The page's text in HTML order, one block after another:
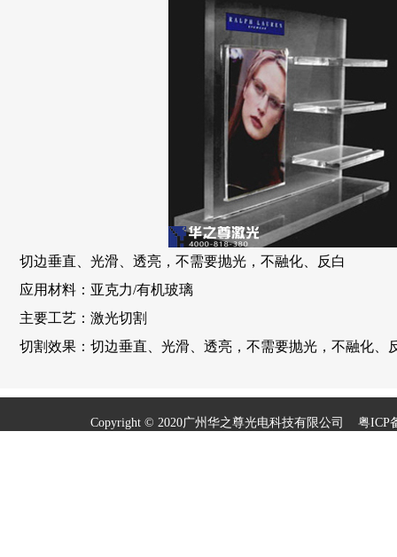
切边垂直、光滑、透亮，不需要抛光，不融化、反白
应用材料：亚克力/有机玻璃
主要工艺：激光切割
切割效果：切边垂直、光滑、透亮，不需要抛光，不融化、
Copyright © 2020广州华之尊光电科技有限公司 粤ICP